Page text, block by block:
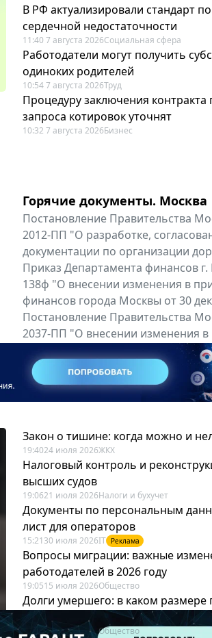
В РФ актуализировали стандарт
сердечной недостаточности
11:40 7 августа 2026Социальная сфера
Работодатели могут получить
одиноких родителей
10:54 7 августа 2026Труд
Процедуру заключения контракта
запроса котировок уточнят
10:32 7 августа 2026Бизнес
Горячие документы. Москва
Постановление Правительства
2012-ПП "О разработке,
документации по организации
Приказ Департамента финансов
138ф "О внесении изменения в
финансов города Москвы от 30
Постановление Правительства
2037-ПП "О внесении изменения в
Правительства Москвы от 26
Все региональные документы
Закон о тишине: когда можно и
19:4024 июля 2026ЖКХ
Налоговый контроль и
высших судов
19:0621 июля 2026Налоги и бухучет
Документы по персональным
лист для операторов
15:21 30 июля 2026IT Реклама
Вопросы миграции: важные
работодателей в 2026 году
19:0515 июля 2026Общество
Долги умершего: в каком размере
когда их можно не платить
19:4317 июля 2026Общество